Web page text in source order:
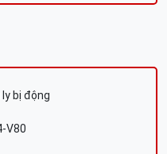
bị động
V80